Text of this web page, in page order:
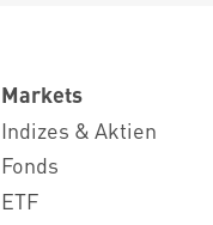
Markets
Indizes & Aktien
Fonds
ETF